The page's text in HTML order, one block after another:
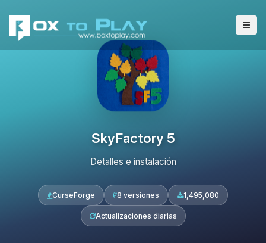
SkyFactory 5
Detalles e instalación
CurseForge 8 versiones 1,495,080
Actualizaciones diarias